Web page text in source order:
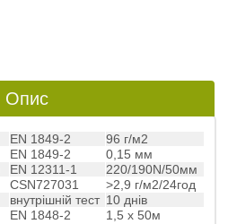
Опис
EN 1849-2
96 г/м2
EN 1849-2
0,15 мм
EN 12311-1
220/190N/50мм
CSN727031
>2,9 г/м2/24год
внутрішній тест 10 днів
EN 1848-2 1,5 х 50м